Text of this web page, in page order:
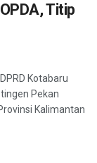
Titip
Kotabaru
Pekan
Kalimantan